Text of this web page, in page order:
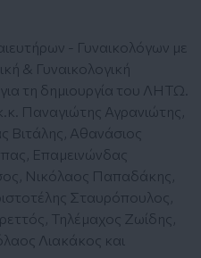
- Γυναικολόγων με
& Γυναικολογική
τη δημιουργία του ΛΗΤΩ.
Παναγιώτης Αγρανιώτης,
Αθανάσιος
Επαμεινώνδας
Νικόλαος Παπαδάκης,
Σταυρόπουλος,
Τηλέμαχος Ζωίδης,
Λιακάκος και